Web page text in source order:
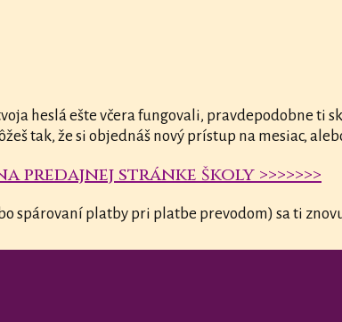
heslá ešte včera fungovali, pravdepodobne ti
tak, že si objednáš nový prístup na mesiac,
predajnej stránke školy >>>>>>>
spárovaní platby pri platbe prevodom) sa ti